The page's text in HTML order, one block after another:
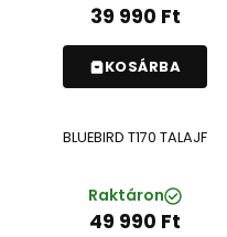
39 990 Ft
KOSÁRBA
BLUEBIRD T170 TALAJF
Raktáron
49 990 Ft